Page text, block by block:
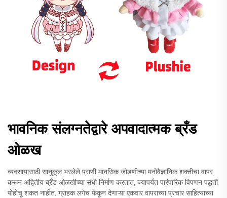
भावनिक संलग्नतेद्वारे अपवादात्मक ब्रँड
ओळख
व्यवसायासाठी सानुकूल भरलेले प्राणी मानसिक जोडणीच्या मनोवैज्ञानिक शक्तीचा वापर
करून अद्वितीय ब्रँड ओळखीच्या संधी निर्माण करतात, ज्यापर्यंत पारंपारिक विपणन पद्धती
पोहोचू शकत नाहीत. ग्राहक लगेच फेकून देणाऱ्या एकवार वापराच्या प्रचार साहित्याच्या